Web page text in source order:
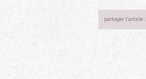
partager l'article :